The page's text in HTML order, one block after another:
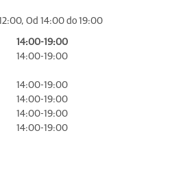
Od 14:00 do 19:00
14:00-19:00
14:00-19:00
14:00-19:00
14:00-19:00
14:00-19:00
14:00-19:00